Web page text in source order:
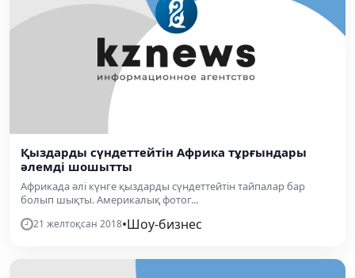
Қыздарды сүндеттейтін Африка тұрғындары
әлемді шошытты
Африкада әлі күнге қыздарды сүндеттейтін тайпалар бар
болып шықты. Америкалық фотог...
21 желтоқсан 2018•Шоу-бизнес